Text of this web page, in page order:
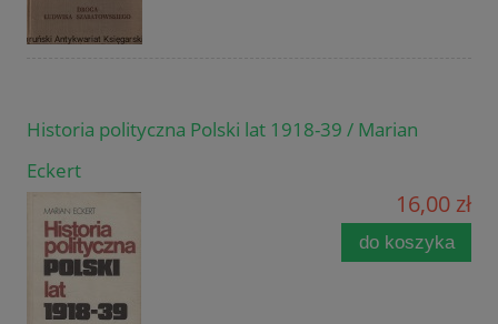
Historia polityczna Polski lat 1918-39 / Marian
Eckert
16,00 zł
do koszyka